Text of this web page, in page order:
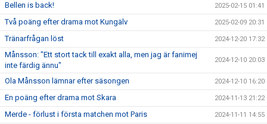
Bellen is back! 2025-02-15 01:41
Två poäng efter drama mot Kungälv 2025-02-09 20:31
Tränarfrågan löst 2024-12-20 17:32
Månsson: "Ett stort tack till exakt alla, men jag är fanimej
inte färdig ännu"
2024-12-10 20:03
Ola Månsson lämnar efter säsongen 2024-12-10 16:20
En poäng efter drama mot Skara 2024-11-13 21:22
Merde - förlust i första matchen mot Paris 2024-11-11 14:55